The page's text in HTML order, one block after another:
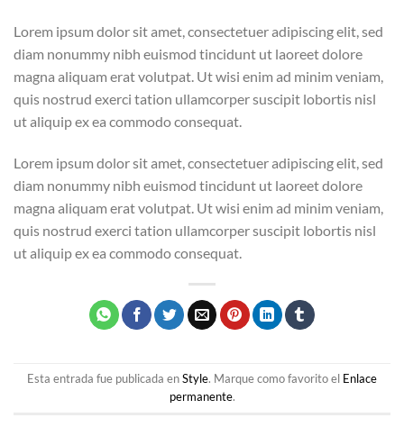
Lorem ipsum dolor sit amet, consectetuer adipiscing elit, sed
diam nonummy nibh euismod tincidunt ut laoreet dolore
magna aliquam erat volutpat. Ut wisi enim ad minim veniam,
quis nostrud exerci tation ullamcorper suscipit lobortis nisl
ut aliquip ex ea commodo consequat.
Lorem ipsum dolor sit amet, consectetuer adipiscing elit, sed
diam nonummy nibh euismod tincidunt ut laoreet dolore
magna aliquam erat volutpat. Ut wisi enim ad minim veniam,
quis nostrud exerci tation ullamcorper suscipit lobortis nisl
ut aliquip ex ea commodo consequat.
Esta entrada fue publicada enStyle. Marque como favorito el Enlace
permanente.